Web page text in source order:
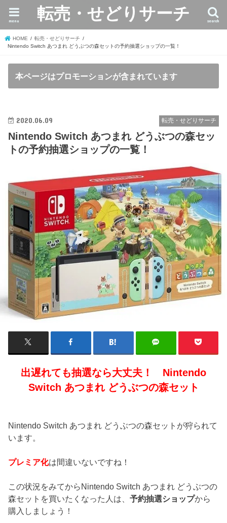
転売・せどりサーチ search
menu
HOME
転売・せどりサーチ
Nintendo Switch あつまれ どうぶつの森セットの予約抽選ショップの一覧！
本ページはプロモーションが含まれています
転売・せどりサーチ
2020.06.09
Nintendo Switch あつまれ どうぶつの森セッ
トの予約抽選ショップの一覧！
出遅れても抽選なら大丈夫！ Nintendo
Switch あつまれ どうぶつの森セット
Nintendo Switch あつまれ どうぶつの森セットが狩られて
います。
プレミア化は間違いないですね！
この状況をみてからNintendo Switch あつまれ どうぶつの
森セットを買いたくなった人は、予約抽選ショップから
購入しましょう！